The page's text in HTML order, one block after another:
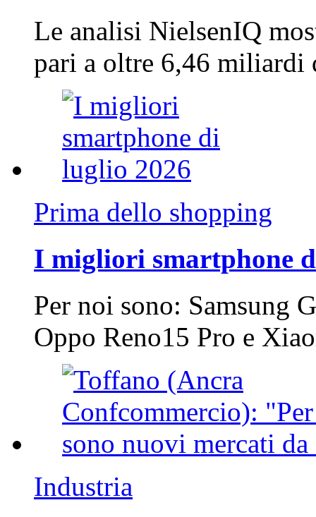
Le analisi NielsenIQ
pari a oltre 6,46
Prima dello shopping
I migliori smartphone
Per noi sono: Samsung
Oppo Reno15 Pro e
Industria